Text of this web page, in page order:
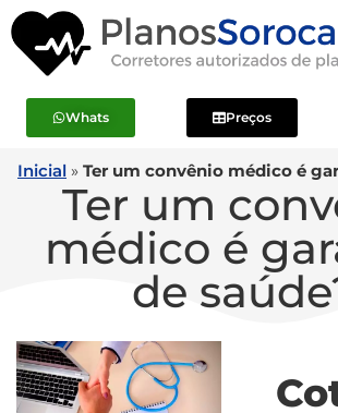
Whats Preços
Inicial » Ter um convênio médico é
Ter um
médico é
de